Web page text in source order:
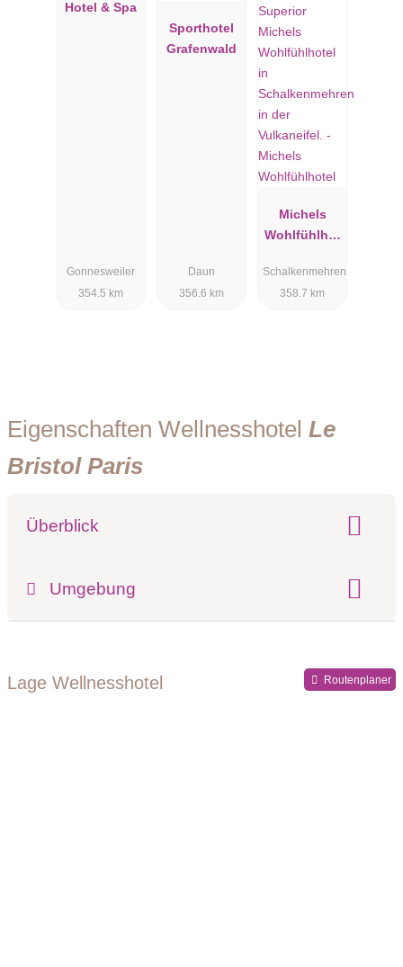
Hotel & Spa
Gonnesweiler
354.5 km
Sporthotel
Grafenwald
Daun
356.6 km
Michels
Wohlfühlhot
Schalkenmehren
358.7 km
Eigenschaften Wellnesshotel Le
Bristol Paris
Überblick
Umgebung
Lage Wellnesshotel Routenplaner